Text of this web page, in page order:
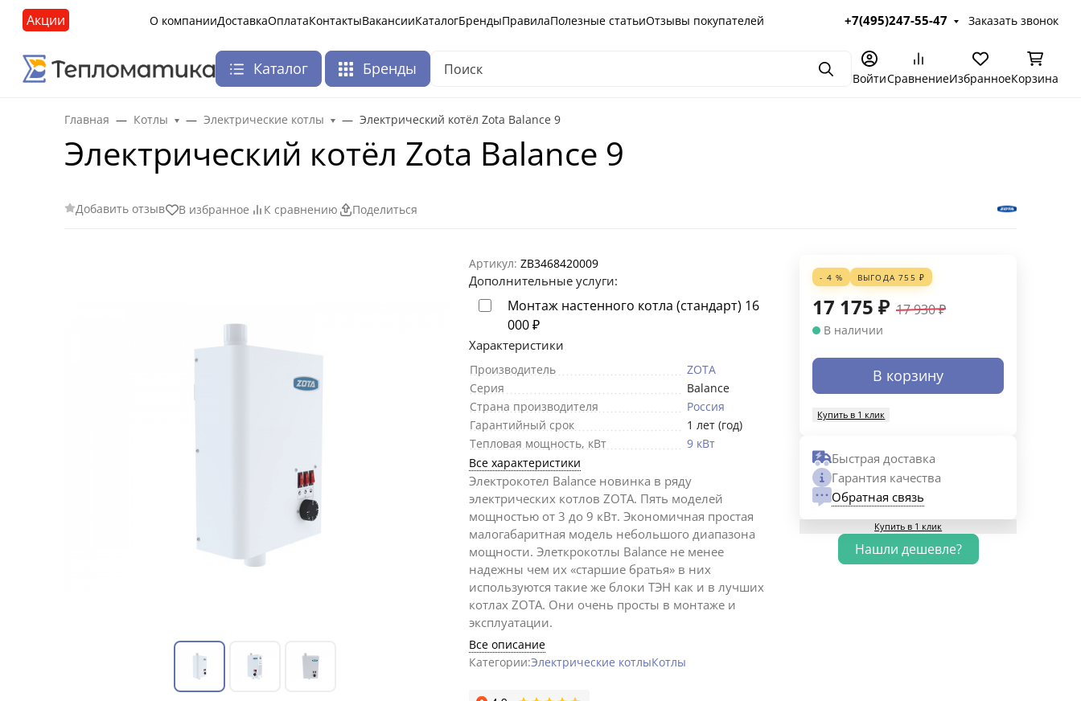
Акции О компанииДоставкаОплатаКонтактыВакансииКаталогБрендыПравилаПолезные статьиОтзывы покупателей +7(495)247-55-47 Заказать звонок
Каталог Бренды ПоискВойтиСравнениеИзбранноеКорзина
Главная Котлы Электрические котлы Электрический котёл Zota Balance 9
Электрический котёл Zota Balance 9
Добавить отзыв В избранное К сравнению Поделиться
Артикул: ZB3468420009
Дополнительные услуги:
Монтаж настенного котла (стандарт) 16
000₽
Характеристики
Производитель
ZOTA
Серия
Balance
Страна производителя
Россия
Гарантийный срок
1 лет (год)
Тепловая мощность, кВт
9 кВт
Все характеристики
Электрокотел Balance новинка в ряду
электрических котлов ZOTA. Пять моделей
мощностью от 3 до 9 кВт. Экономичная простая
малогабаритная модель небольшого диапазона
мощности. Элеткрокотлы Balance не менее
надежны чем их «старшие братья» в них
используются такие же блоки ТЭН как и в лучших
котлах ZOTA. Они очень просты в монтаже и
эксплуатации.
Все описание
Категории:Электрические котлыКотлы
- 4 % ВЫГОДА755 ₽
17 175 ₽ 17 930₽
В наличии
В корзину
Купить в 1 клик
Быстрая доставка
Гарантия качества
Обратная связь
Купить в 1 клик